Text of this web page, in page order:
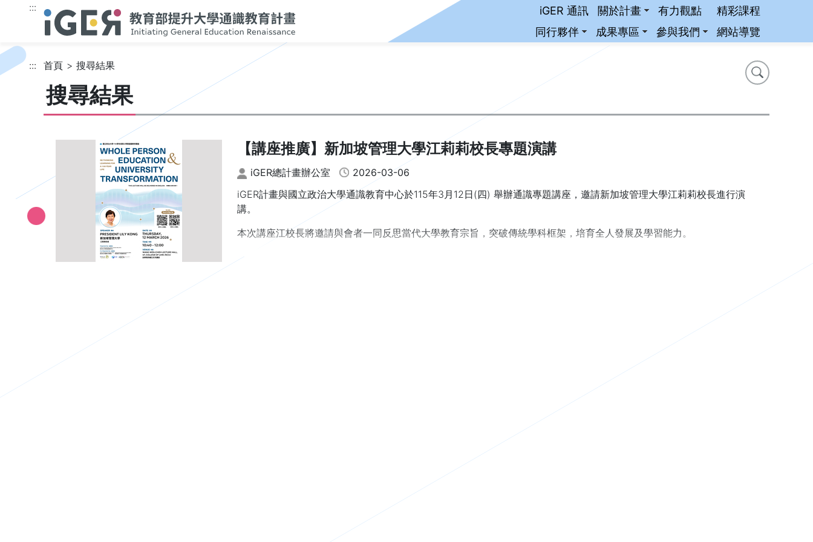
跳到主要內容
::: iGER 通訊 關於計畫 有力觀點
精彩課程
同行夥伴
成果專區 參與我們 網站導覽
::: 首頁
搜尋結果
搜尋
搜尋
搜尋結果
【講座推廣】新加坡管理大學江莉莉校長專題演講
iGER總計畫辦公室
2026-03-06
iGER計畫與國立政治大學通識教育中心於115年3月12日(四) 舉辦通識專題講座，邀請新加坡管理大學江莉莉校長進行演
講。
本次講座江校長將邀請與會者一同反思當代大學教育宗旨，突破傳統學科框架，培育全人發展及學習能力。